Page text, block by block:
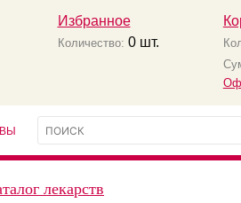
Избранное
Количество: 0шт.
лекарств